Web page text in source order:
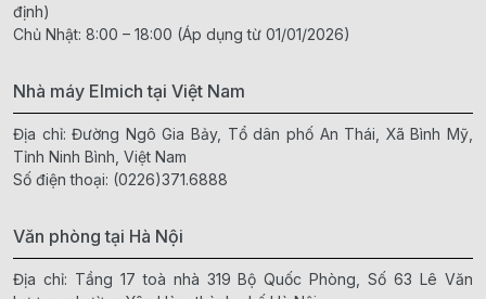
định)
Chủ Nhật: 8:00 – 18:00 (Áp dụng từ 01/01/2026)
Nhà máy Elmich tại Việt Nam
Địa chỉ: Đường Ngô Gia Bảy, Tổ dân phố An Thái, Xã Bình Mỹ,
Tỉnh Ninh Bình, Việt Nam
Số điện thoại: (0226)371.6888
Văn phòng tại Hà Nội
Địa chỉ: Tầng 17 toà nhà 319 Bộ Quốc Phòng, Số 63 Lê Văn